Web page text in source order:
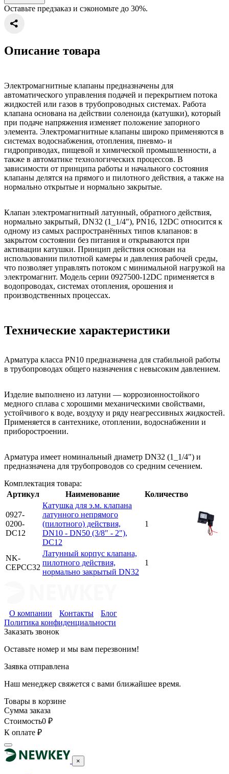
Оставьте предзаказ и сэкономьте до 30%.
Описание товара
Клапан электромагнитный латунный, обратного действия,
нормально закрытый, DN32 (1_1/4"), PN16, 12DC относится к
одному из самых распространённых типов клапанов: в
закрытом состоянии без питания и открываются при
активации катушки. Принцип действия основан на
использовании пилотной камеры и давления рабочей среды,
что позволяет управлять потоком с минимальной нагрузкой на
электромагнит. Модель серии 0927500-12DC применяется в
водопроводах, системах отопления, орошения и
производственных процессах.
Электромагнитные клапаны предназначены для
автоматического управления подачей и перекрытием потока
жидкостей или газов в трубопроводных системах. Работа
клапана основана на действии соленоида (катушки), который
при подаче напряжения изменяет положение запорного
элемента. Электромагнитные клапаны широко применяются в
системах водоснабжения, отопления, пневмо- и
гидроприводах, пищевой и химической промышленности, а
также в автоматике технологических процессов. В
зависимости от принципа работы и начального состояния
клапаны делятся на прямого и пилотного действия, а также на
нормально открытые и нормально закрытые.
Технические характеристики
Арматура класса PN10 предназначена для стабильной работы
в трубопроводах общего назначения с невысоким давлением.
Изделие выполнено из латуни — коррозионностойкого
медного сплава с хорошими механическими свойствами,
устойчивого к воде, воздуху и ряду неагрессивных жидкостей.
Применяется в сантехнике, отоплении, водоснабжении и
приборостроении.
Арматура имеет номинальный диаметр DN32 (1_1/4") и
предназначена для трубопроводов со средним сечением.
Комплектация товара:
Артикул
Наименование Количество
0927-
0200-
DC12
Катушка для э.м. клапана
латунного непрямого
(пилотного) действия,
DN10 - DN50 (3/8" - 2"),
DC12
1
NK-
CEPCС32
Латунный корпус клапана,
пилотного действия,
нормально закрытый DN32
1
О компании Контакты
Блог
Политика конфиденциальности
Заказать звонок
Оставьте номер и мы вам перезвоним!
Заявка отправлена
Наш менеджер свяжется с вами ближайшее время.
Товары в корзине
Сумма заказа
Стоимость0 ₽
К оплате ₽
×